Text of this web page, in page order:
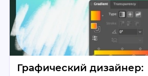
Графический дизайнер: